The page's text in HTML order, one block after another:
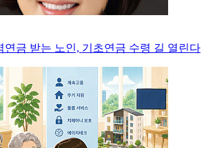
연금 받는 노인, 기초연금 수령 길 열린다